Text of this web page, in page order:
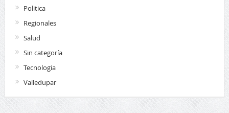
Politica
Regionales
Salud
Sin categoría
Tecnologia
Valledupar